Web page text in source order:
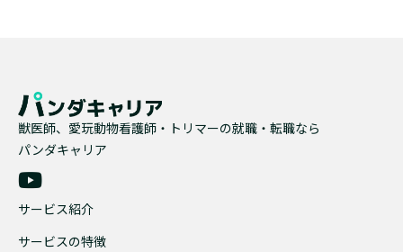
獣医師、愛玩動物看護師・トリマーの就職・転職なら
パンダキャリア
サービス紹介
サービスの特徴